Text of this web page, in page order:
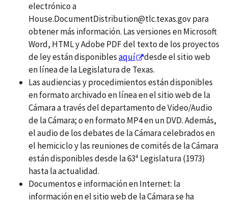
electrónico a
House.DocumentDistribution@tlc.texas.gov para
obtener más información. Las versiones en Microsoft
Word, HTML y Adobe PDF del texto de los proyectos
de ley están disponiblesaquí
desde el sitio web
en línea de la Legislatura de Texas.
Las audiencias y procedimientos están disponibles
en formato archivado en línea en el sitio web de la
Cámara a través del departamento de Video/Audio
de la Cámara; o en formato MP4 en un DVD. Además,
el audio de los debates de la Cámara celebrados en
el hemiciclo y las reuniones de comités de la Cámara
están disponibles desde la 63ª Legislatura (1973)
hasta la actualidad.
Documentos e información en Internet: la
información en el sitio web de la Cámara se ha